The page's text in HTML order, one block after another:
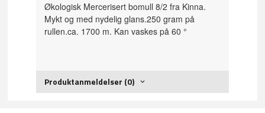
Økologisk Mercerisert bomull 8/2 fra Kinna.
Mykt og med nydelig glans.250 gram på
rullen.ca. 1700 m. Kan vaskes på 60 °
Produktanmeldelser (0)